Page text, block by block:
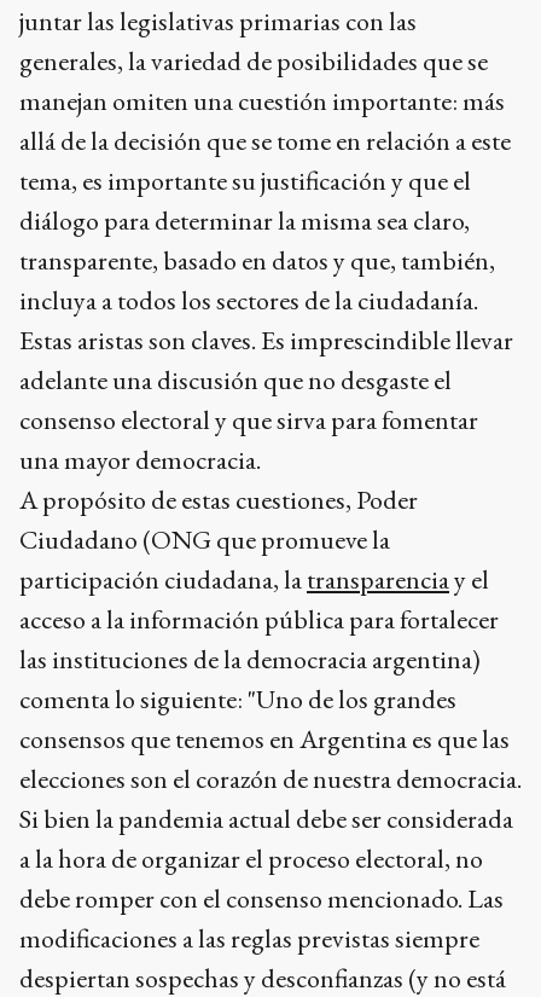
juntar las legislativas primarias con las
generales, la variedad de posibilidades que se
manejan omiten una cuestión importante: más
allá de la decisión que se tome en relación a este
tema, es importante su justificación y que el
diálogo para determinar la misma sea claro,
transparente, basado en datos y que, también,
incluya a todos los sectores de la ciudadanía.
Estas aristas son claves. Es imprescindible llevar
adelante una discusión que no desgaste el
consenso electoral y que sirva para fomentar
una mayor democracia.
A propósito de estas cuestiones, Poder
Ciudadano (ONG que promueve la
participación ciudadana, latransparenciay el
acceso a la información pública para fortalecer
las instituciones de la democracia argentina)
comenta lo siguiente: "Uno de los grandes
consensos que tenemos en Argentina es que las
elecciones son el corazón de nuestra democracia.
Si bien la pandemia actual debe ser considerada
a la hora de organizar el proceso electoral, no
debe romper con el consenso mencionado. Las
modificaciones a las reglas previstas siempre
despiertan sospechas y desconfianzas (y no está